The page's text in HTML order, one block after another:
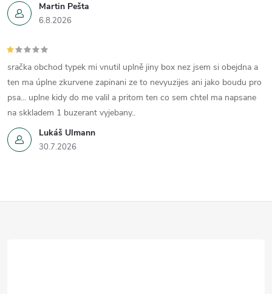
Martin Pešta
6.8.2026
Lukáš Ulmann
30.7.2026
sračka obchod typek mi vnutil uplně jiny box nez jsem si obejdna a
ten ma úplne zkurvene zapinani ze to nevyuzijes ani jako boudu pro
psa... uplne kidy do me valil a pritom ten co sem chtel ma napsane
na skkladem 1 buzerant vyjebany..